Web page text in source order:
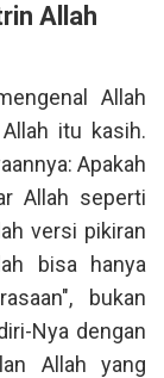
Allah
Allah
itu kasih.
Apakah
Allah seperti
versi pikiran
bisa hanya
bukan
Nya dengan
Allah yang